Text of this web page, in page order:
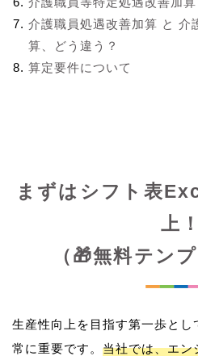
介護職員処遇改善加算 と 介
算、どう違う？
算定要件について
まずはシフト表
上！
（🎁無料テン
生産性向上を目指す第一歩と
常に重要です。 当社では、エ